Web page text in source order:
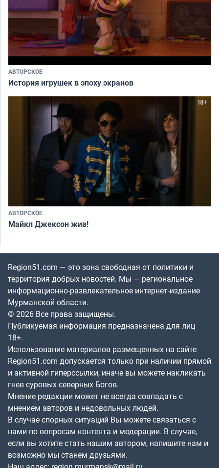
АВТОРСКОЕ
История игрушек в эпоху экранов
АВТОРСКОЕ
Майкл Джексон жив!
Region51.com — это зона свободная от политики и
территория добрых новостей. Мы — региональное
информационно-развлекательное интернет-издание
Мурманской области.
© 2026 Все права защищены.
Публикуемая информация предназначена для лиц
18+.
Использование материалов размещенных на сайте
Region51.com допускается только при наличии прямой
и активной гиперссылки, иначе вы можете накликать
гнев суровых северных Богов.
Мнение редакции может не всегда совпадать с
мнением авторов и недовольных людей.
В случае спорных ситуаций Вы можете связаться с
нами по вопросам контента и модерации. В случае,
если вы хотите стать нашим автором, напишите нам и
возможно мы станем друзьями.